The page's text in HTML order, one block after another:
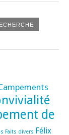
de
Faits divers Félix